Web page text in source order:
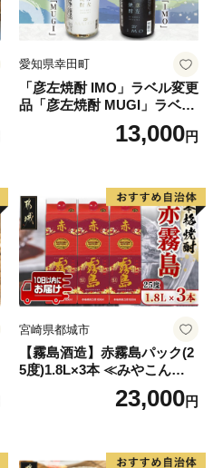
愛知県幸田町
「彦左焼酎 IMO」ラベル変更
品「彦左焼酎 MUGI」ラベル
変更品 飲み比べ セット 合計
2本 720ml×各1本 25度 焼酎
13,000円
宮崎県都城市
【霧島酒造】赤霧島パック(2
5度)1.8L×3本 ≪みやこんじょ
特急便≫_23-07-K03P-1800-3
23,000円